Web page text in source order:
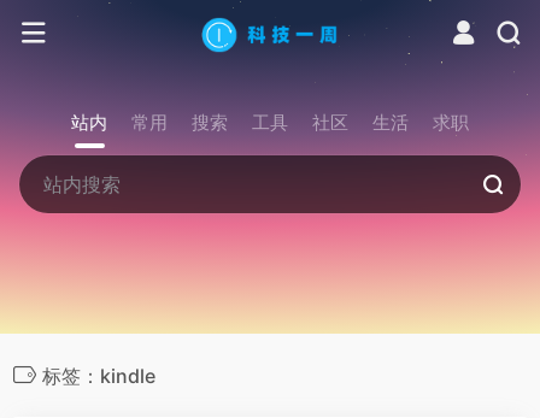
站内 常用 搜索 工具 社区 生活 求职
标签：kindle